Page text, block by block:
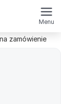
Menu
zamówienie